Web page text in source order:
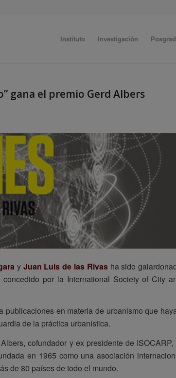
Instituto Investigación
gana el premio Gerd Albers
y Juan Luis de las Rivasha sido
concedido por la International Society of City
publicaciones en materia de urbanismo que
de la práctica urbanística.
cofundador y ex presidente de ISOCARP,
en 1965 como una asociación
de 80 países de todo el mundo.